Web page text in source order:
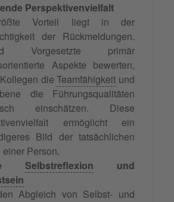
Perspektivenvielfalt
Vorteil liegt in der
der Rückmeldungen.
Vorgesetzte primär
Aspekte bewerten,
dieTeamfähigkeit und
die Führungsqualitäten
einschätzen. Diese
ermöglicht ein
Bild der tatsächlichen
Person.
Selbstreflexion und
Abgleich von Selbst- und